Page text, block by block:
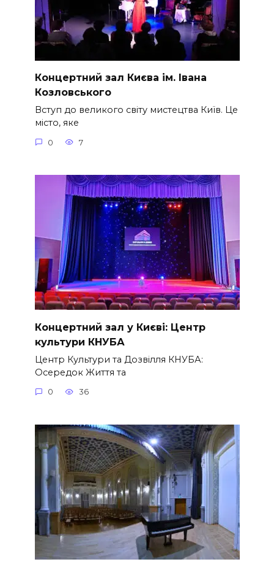
Концертний зал Києва ім. Івана
Козловського
Вступ до великого світу мистецтва Київ. Це
місто, яке
0 7
Концертний зал у Києві: Центр
культури КНУБА
Центр Культури та Дозвілля КНУБА:
Осередок Життя та
0 36